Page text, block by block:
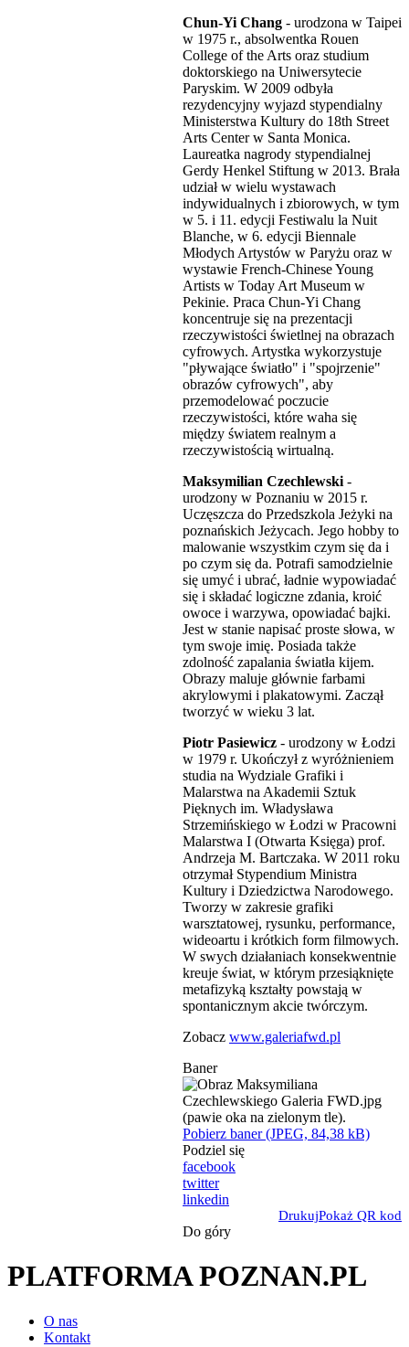
Chun-Yi Chang - urodzona w Taipei
w 1975 r., absolwentka Rouen
College of the Arts oraz studium
doktorskiego na Uniwersytecie
Paryskim. W 2009 odbyła
rezydencyjny wyjazd stypendialny
Ministerstwa Kultury do 18th Street
Arts Center w Santa Monica.
Laureatka nagrody stypendialnej
Gerdy Henkel Stiftung w 2013. Brała
udział w wielu wystawach
indywidualnych i zbiorowych, w tym
w 5. i 11. edycji Festiwalu la Nuit
Blanche, w 6. edycji Biennale
Młodych Artystów w Paryżu oraz w
wystawie French-Chinese Young
Artists w Today Art Museum w
Pekinie. Praca Chun-Yi Chang
koncentruje się na prezentacji
rzeczywistości świetlnej na obrazach
cyfrowych. Artystka wykorzystuje
"pływające światło" i "spojrzenie"
obrazów cyfrowych", aby
przemodelować poczucie
rzeczywistości, które waha się
między światem realnym a
rzeczywistością wirtualną.
Maksymilian Czechlewski -
urodzony w Poznaniu w 2015 r.
Uczęszcza do Przedszkola Jeżyki na
poznańskich Jeżycach. Jego hobby to
malowanie wszystkim czym się da i
po czym się da. Potrafi samodzielnie
się umyć i ubrać, ładnie wypowiadać
się i składać logiczne zdania, kroić
owoce i warzywa, opowiadać bajki.
Jest w stanie napisać proste słowa, w
tym swoje imię. Posiada także
zdolność zapalania światła kijem.
Obrazy maluje głównie farbami
akrylowymi i plakatowymi. Zaczął
tworzyć w wieku 3 lat.
Piotr Pasiewicz - urodzony w Łodzi
w 1979 r. Ukończył z wyróżnieniem
studia na Wydziale Grafiki i
Malarstwa na Akademii Sztuk
Pięknych im. Władysława
Strzemińskiego w Łodzi w Pracowni
Malarstwa I (Otwarta Księga) prof.
Andrzeja M. Bartczaka. W 2011 roku
otrzymał Stypendium Ministra
Kultury i Dziedzictwa Narodowego.
Tworzy w zakresie grafiki
warsztatowej, rysunku, performance,
wideoartu i krótkich form filmowych.
W swych działaniach konsekwentnie
kreuje świat, w którym przesiąknięte
metafizyką kształty powstają w
spontanicznym akcie twórczym.
Zobacz www.galeriafwd.pl
Baner
Pobierz baner (JPEG, 84,38 kB)
Podziel się
facebook
twitter
linkedin
DrukujPokaż QR kod
Do góry
PLATFORMA POZNAN.PL
O nas
Kontakt